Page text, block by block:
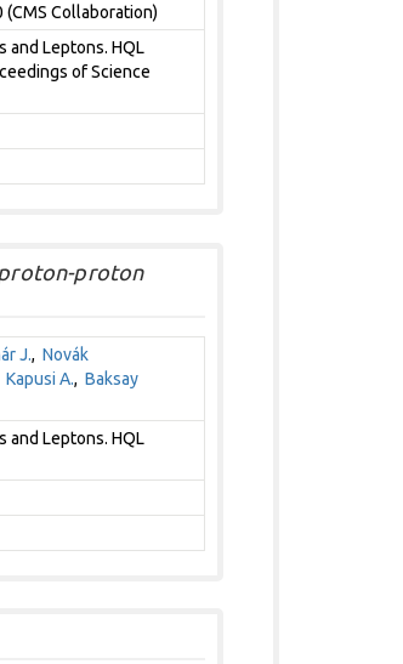
(CMS Collaboration)
and Leptons. HQL
of Science
proton
J., Novák
Kapusi A., Baksay
and Leptons. HQL